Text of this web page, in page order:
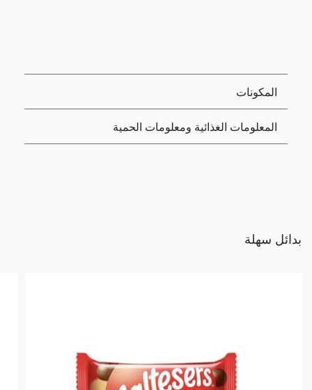
المكونات
المعلومات الغذائية ومعلومات الحمية
بدائل سهلة